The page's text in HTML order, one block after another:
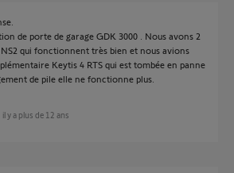
de porte de garage GDK 3000 . Nous avons 2
qui fonctionnent très bien et nous avions
Keytis 4 RTS qui est tombée en panne
de pile elle ne fonctionne plus.
il y a plus de 12 ans